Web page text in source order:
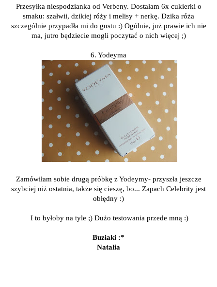
Przesyłka niespodzianka od Verbeny. Dostałam 6x cukierki o
smaku: szałwii, dzikiej róży i melisy + nerkę. Dzika róża
szczególnie przypadła mi do gustu :) Ogólnie, już prawie ich nie
ma, jutro będziecie mogli poczytać o nich więcej ;)
6. Yodeyma
Zamówiłam sobie drugą próbkę z Yodeymy- przyszła jeszcze
szybciej niż ostatnia, także się cieszę, bo... Zapach Celebrity jest
obłędny :)
I to byłoby na tyle ;) Dużo testowania przede mną :)
Buziaki :*
Natalia